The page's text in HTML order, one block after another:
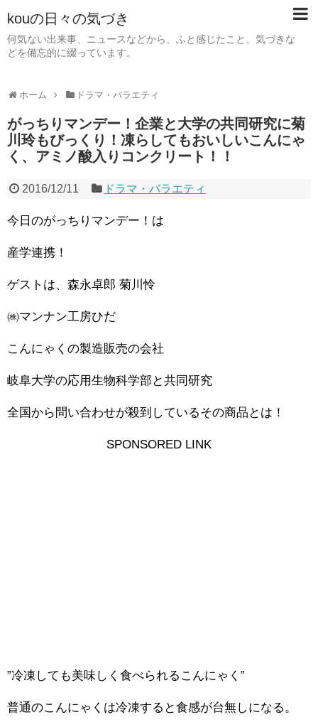
kouの日々の気づき
何気ない出来事、ニュースなどから、ふと感じたこと、気づきな
どを備忘的に綴っています。
ホーム ドラマ・バラエティ
がっちりマンデー！企業と大学の共同研究に菊
川玲もびっくり！凍らしてもおいしいこんにゃ
く、アミノ酸入りコンクリート！！
2016/12/11 ドラマ・バラエティ
今日のがっちりマンデー！は
産学連携！
ゲストは、森永卓郎 菊川怜
㈱マンナン工房ひだ
こんにゃくの製造販売の会社
岐阜大学の応用生物科学部と共同研究
全国から問い合わせが殺到しているその商品とは！
SPONSORED LINK
”冷凍しても美味しく食べられるこんにゃく”
普通のこんにゃくは冷凍すると食感が台無しになる。